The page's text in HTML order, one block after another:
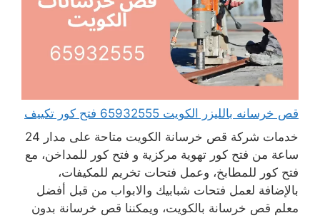
قص خرسانه بالليزر الكويت 65932555 فتح كور تكييف
خدمات شركة قص خرسانة الكويت متاحة على مدار 24
ساعة من فتح كور تهوية مركزية و فتح كور للمداخن، مع
فتح كور للمطابخ، وعمل فتحات تخريم للمكيفات،
بالإضافة لعمل فتحات شبابيك والابواب من قبل أفضل
معلم قص خرسانة بالكويت، ويمكننا قص خرسانة بدون